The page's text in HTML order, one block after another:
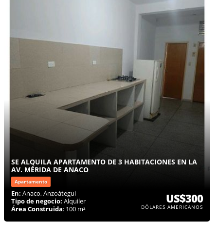
SE ALQUILA APARTAMENTO DE 3 HABITACIONES EN LA
AV. MÉRIDA DE ANACO
Apartamento
En: Anaco, Anzoátegui
Tipo de negocio: Alquiler
Área Construida: 100 m²
US$300
DÓLARES AMERICANOS